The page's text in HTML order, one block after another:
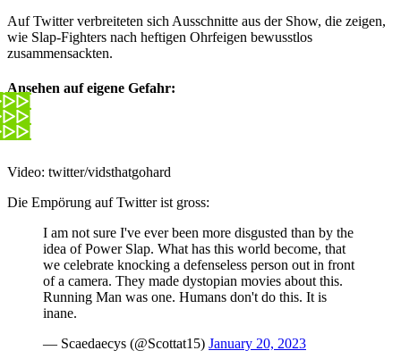
Auf Twitter verbreiteten sich Ausschnitte aus der Show, die zeigen,
wie Slap-Fighters nach heftigen Ohrfeigen bewusstlos
zusammensackten.
Ansehen auf eigene Gefahr:
Video: twitter/vidsthatgohard
Die Empörung auf Twitter ist gross:
I am not sure I've ever been more disgusted than by the
idea of Power Slap. What has this world become, that
we celebrate knocking a defenseless person out in front
of a camera. They made dystopian movies about this.
Running Man was one. Humans don't do this. It is
inane.
— Scaedaecys (@Scottat15) January 20, 2023